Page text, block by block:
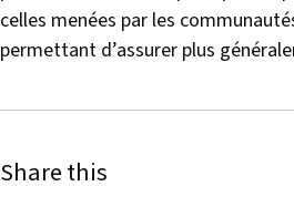
celles menées par les
permettant d’assurer plus
Share this